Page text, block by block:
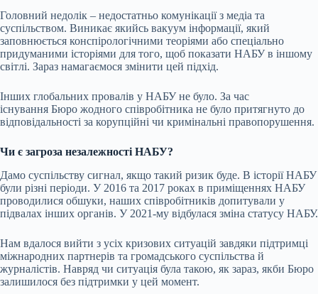
Головний недолік – недостатньо комунікації з медіа та
суспільством. Виникає якийсь вакуум інформації, який
заповнюється конспірологічними теоріями або спеціально
придуманими історіями для того, щоб показати НАБУ в іншому
світлі. Зараз намагаємося змінити цей підхід.
Інших глобальних провалів у НАБУ не було. За час
існування Бюро жодного співробітника не було притягнуто до
відповідальності за корупційні чи кримінальні правопорушення.
Чи є загроза незалежності НАБУ?
Дамо суспільству сигнал, якщо такий ризик буде. В історії НАБУ
були різні періоди. У 2016 та 2017 роках в приміщеннях НАБУ
проводилися обшуки, наших співробітників допитували у
підвалах інших органів. У 2021-му відбулася зміна статусу НАБУ.
Нам вдалося вийти з усіх кризових ситуацій завдяки підтримці
міжнародних партнерів та громадського суспільства й
журналістів. Навряд чи ситуація була такою, як зараз, якби Бюро
залишилося без підтримки у цей момент.